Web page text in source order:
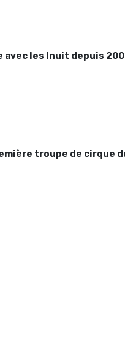
les Inuit depuis
troupe de cirque